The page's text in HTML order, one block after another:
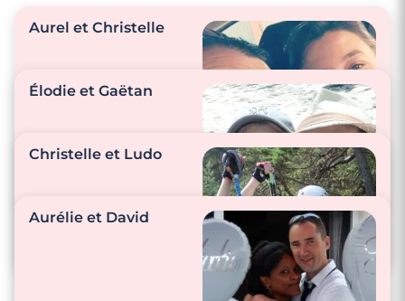
Aurel et Christelle
attentions passent
coeur biensur!)."
Élodie et Gaëtan
"Pour nous, le plus
Christelle et Ludo
Aurélie et David